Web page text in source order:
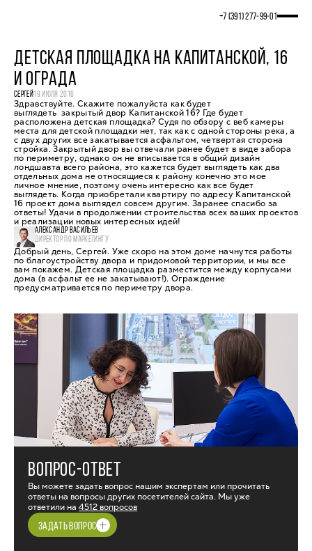
+7 (391) 277‒99‒01
ДЕТСКАЯ ПЛОЩАДКА НА КАПИТАНСКОЙ, 16
И ОГРАДА
СЕРГЕЙ19 ИЮЛЯ 2016
Здравствуйте. Скажите пожалуйста как будет
выглядеть закрытый двор Капитанской 16? Где будет
расположена детская площадка? Судя по обзору с веб камеры
места для детской площадки нет, так как с одной стороны река, а
с двух других все закатывается асфальтом, четвертая сторона
стройка. Закрытый двор вы отвечали ранее будет в виде забора
по периметру, однако он не вписывается в общий дизайн
лондшавта всего района, это кажется будет выглядеть как два
отдельных дома не относящиеся к району конечно это мое
личное мнение, поэтому очень интересно как все будет
выглядеть. Когда приобретали квартиру по адресу Капитанской
16 проект дома выглядел совсем другим. Заранее спасибо за
ответы! Удачи в продолжении строительства всех ваших проектов
и реализации новых интересных идей!
АЛЕКСАНДР ВАСИЛЬЕВ
ДИРЕКТОР ПО МАРКЕТИНГУ
Добрый день, Сергей. Уже скоро на этом доме начнутся работы
по благоустройству двора и придомовой территории, и мы все
вам покажем. Детская площадка разместится между корпусами
дома (в асфальт ее не закатывают!). Ограждение
предусматривается по периметру двора.
ВОПРОС-ОТВЕТ
Вы можете задать вопрос нашим экспертам или прочитать
ответы на вопросы других посетителей сайта. Мы уже
ответили на 4512 вопросов
ЗАДАТЬ ВОПРОС